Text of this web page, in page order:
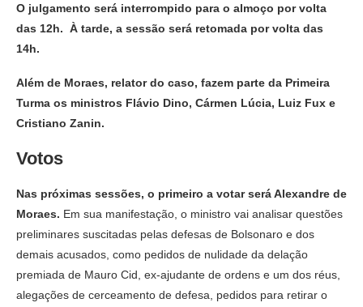
O julgamento será interrompido para o almoço por volta
das 12h. À tarde, a sessão será retomada por volta das
14h.
Além de Moraes, relator do caso, fazem parte da Primeira
Turma os ministros Flávio Dino, Cármen Lúcia, Luiz Fux e
Cristiano Zanin.
Votos
Nas próximas sessões, o primeiro a votar será Alexandre de
Moraes. Em sua manifestação, o ministro vai analisar questões
preliminares suscitadas pelas defesas de Bolsonaro e dos
demais acusados, como pedidos de nulidade da delação
premiada de Mauro Cid, ex-ajudante de ordens e um dos réus,
alegações de cerceamento de defesa, pedidos para retirar o